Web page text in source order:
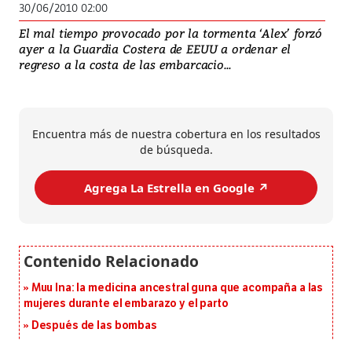
30/06/2010 02:00
El mal tiempo provocado por la tormenta ‘Alex’ forzó
ayer a la Guardia Costera de EEUU a ordenar el
regreso a la costa de las embarcacio...
Encuentra más de nuestra cobertura en los resultados
de búsqueda.
Agrega La Estrella en Google ↗️
Muu Ina: la medicina ancestral guna que acompaña a las
mujeres durante el embarazo y el parto
Después de las bombas